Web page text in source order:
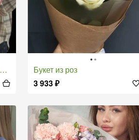
Букет из роз
3 933₽